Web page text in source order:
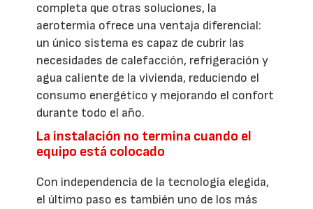
completa que otras soluciones, la
aerotermia ofrece una ventaja diferencial:
un único sistema es capaz de cubrir las
necesidades de calefacción, refrigeración y
agua caliente de la vivienda, reduciendo el
consumo energético y mejorando el confort
durante todo el año.
La instalación no termina cuando el
equipo está colocado
Con independencia de la tecnología elegida,
el último paso es también uno de los más